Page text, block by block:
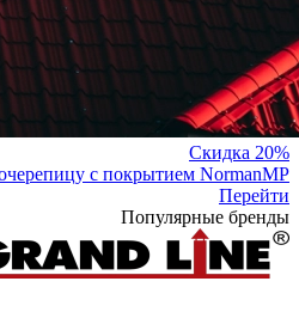
Скидка 20%
с покрытием NormanMP
Перейти
Популярные бренды